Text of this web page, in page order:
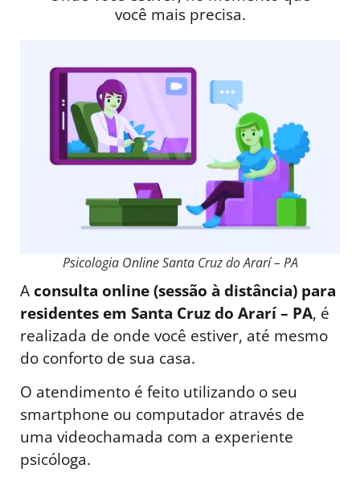
você mais precisa.
Psicologia Online Santa Cruz do Ararí – PA
Aconsulta online (sessão à distância) para
residentes em Santa Cruz do Ararí – PA, é
realizada de onde você estiver, até mesmo
do conforto de sua casa.
O atendimento é feito utilizando o seu
smartphone ou computador através de
uma videochamada com a experiente
psicóloga.